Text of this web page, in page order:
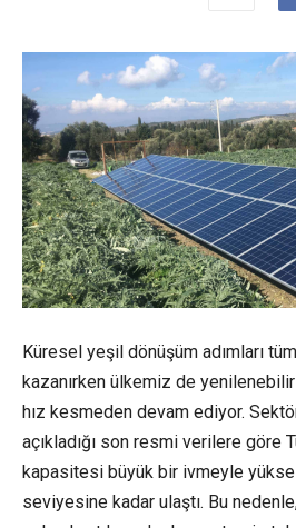
Küresel yeşil dönüşüm adımları
kazanırken ülkemiz de yenilenebilir
hız kesmeden devam ediyor.
açıkladığı son resmi verilere göre
kapasitesi büyük bir ivmeyle
seviyesine kadar ulaştı. Bu